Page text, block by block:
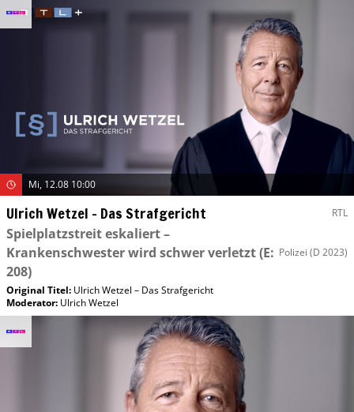
Mi, 12.08 10:00
Ulrich Wetzel – Das Strafgericht RTL
Spielplatzstreit eskaliert –
Krankenschwester wird schwer verletzt(E:
208)
Polizei (D 2023)
Original Titel: Ulrich Wetzel – Das Strafgericht
Moderator: Ulrich Wetzel